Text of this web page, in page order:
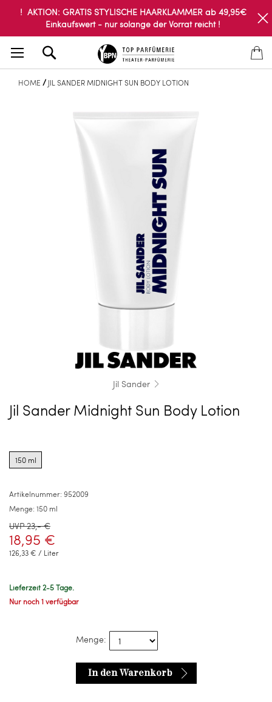
! AKTION: GRATIS STYLISCHE HAARKLAMMER ab 49,95€
Einkaufswert - nur solange der Vorrat reicht !
HOME JIL SANDER MIDNIGHT SUN BODY LOTION
Jil Sander
Jil Sander Midnight Sun Body Lotion
options
for
150 ml
Artikelnummer: 952009
Menge: 150 ml
UVP 23,- €
18,95 €
126,33 € / Liter
Lieferzeit 2-5 Tage.
Nur noch 1 verfügbar
Menge:
In den Warenkorb